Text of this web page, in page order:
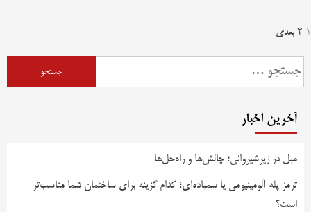
صفحه‌بندی
نوشته‌ها
1
2 بعدی
جستجو
برای:
آخرین اخبار
مبل در زیرشیروانی؛ چالش‌ها و راه‌حل‌ها
ترمز پله آلومینیومی یا سمباده‌ای؛ کدام گزینه برای ساختمان شما مناسب‌تر
است؟